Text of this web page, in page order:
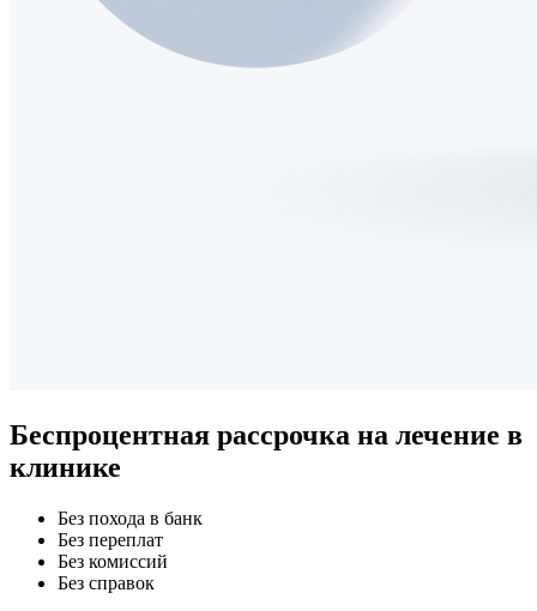
Беспроцентная рассрочка на лечение в
клинике
Без похода в банк
Без переплат
Без комиссий
Без справок